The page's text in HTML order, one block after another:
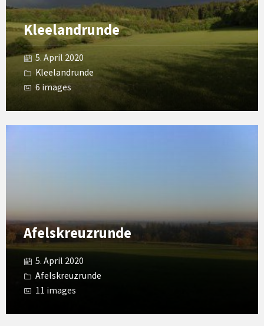
Kleelandrunde
5. April 2020
Kleelandrunde
6 images
Afelskreuzrunde
5. April 2020
Afelskreuzrunde
11 images